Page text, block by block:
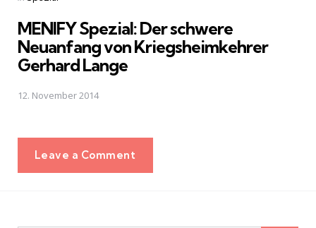
MENIFY Spezial: Der schwere
Neuanfang von Kriegsheimkehrer
Gerhard Lange
12. November 2014
Leave a Comment